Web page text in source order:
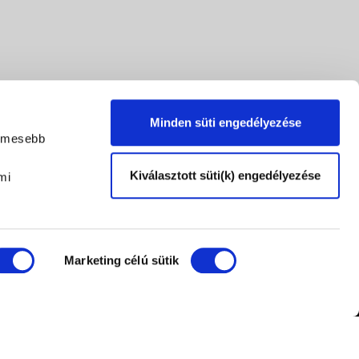
Marketing célú sütik
Minden süti engedélyezése
Kiválasztott süti(k) engedélyezése